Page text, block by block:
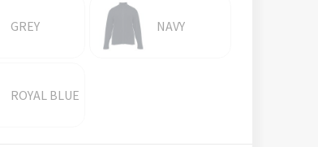
GREY NAVY
ROYAL BLUE